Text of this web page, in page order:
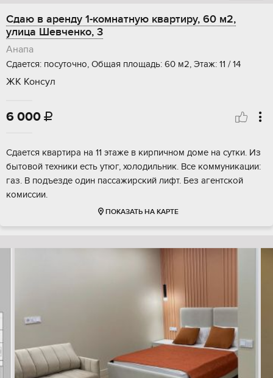
Сдаю в аренду 1-комнатную квартиру, 60 м2,
улица Шевченко, 3
Анапа
Сдается: посуточно, Общая площадь: 60 м2, Этаж: 11 / 14
ЖК Консул
6 000 
Сдается квартира на 11 этаже в кирпичном доме на сутки. Из
бытовой техники есть утюг, холодильник. Все коммуникации:
газ. В подъезде один пассажирский лифт. Без агентской
комиссии.
ПОКАЗАТЬ НА КАРТЕ